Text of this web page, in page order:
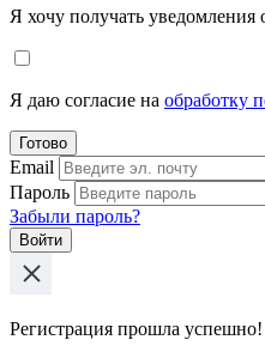
Я хочу получать
Я даю согласие на обработку
Готово
Email
Пароль
Забыли пароль?
Войти
Регистрация прошла успешно!